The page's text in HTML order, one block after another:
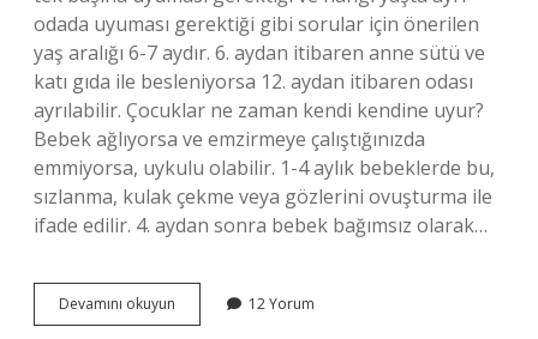
odada uyuması gerektiği gibi sorular için önerilen
yaş aralığı 6-7 aydır. 6. aydan itibaren anne sütü ve
katı gıda ile besleniyorsa 12. aydan itibaren odası
ayrılabilir. Çocuklar ne zaman kendi kendine uyur?
Bebek ağlıyorsa ve emzirmeye çalıştığınızda
emmiyorsa, uykulu olabilir. 1-4 aylık bebeklerde bu,
sızlanma, kulak çekme veya gözlerini ovuşturma ile
ifade edilir. 4. aydan sonra bebek bağımsız olarak…
Devamını okuyun Çocuklar
Kaç
12 Yorum